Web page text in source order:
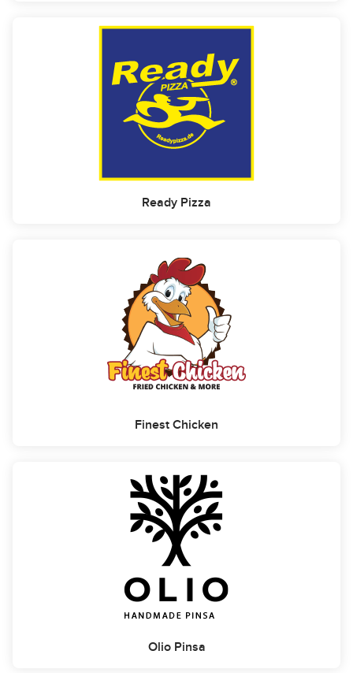
Ready Pizza
Finest Chicken
Olio Pinsa